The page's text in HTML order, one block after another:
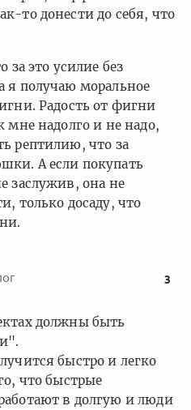
то донести до себя, что
за это усилие без
я получаю моральное
Радость от фигни
мне надолго и не надо,
рептилию, что за
А если покупать
заслужив, она не
только досаду, что
3
должны быть
быстро и легко
что быстрые
в долгую и люди